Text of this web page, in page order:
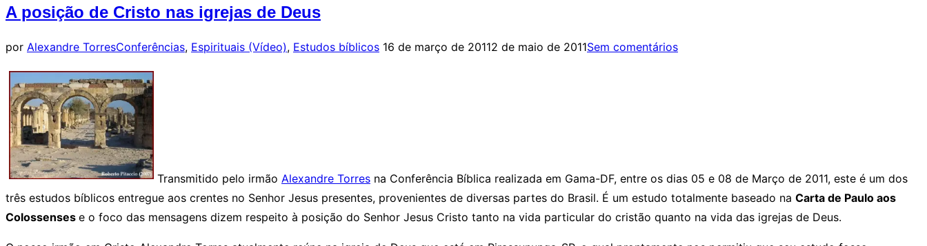
A posição de Cristo nas igrejas de Deus
por Alexandre TorresConferências, Espirituais (Vídeo), Estudos bíblicosPostado
16 de março de 20112 de maio de 2011Sem comentários
Transmitido pelo irmão Alexandre Torres na Conferência Bíblica realizada em Gama-DF, entre os dias 05 e 08 de Março de 2011, este é um dos
três estudos bíblicos entregue aos crentes no Senhor Jesus presentes, provenientes de diversas partes do Brasil. É um estudo totalmente baseado na Carta de Paulo aos
Colossenses e o foco das mensagens dizem respeito à posição do Senhor Jesus Cristo tanto na vida particular do cristão quanto na vida das igrejas de Deus.